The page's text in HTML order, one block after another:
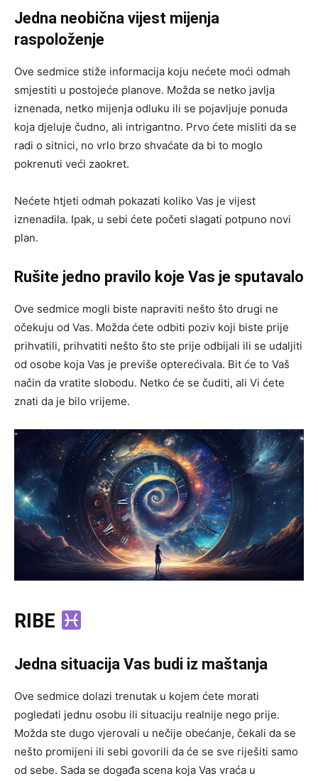
Jedna neobična vijest mijenja
raspoloženje
Ove sedmice stiže informacija koju nećete moći odmah
smjestiti u postojeće planove. Možda se netko javlja
iznenada, netko mijenja odluku ili se pojavljuje ponuda
koja djeluje čudno, ali intrigantno. Prvo ćete misliti da se
radi o sitnici, no vrlo brzo shvaćate da bi to moglo
pokrenuti veći zaokret.
Nećete htjeti odmah pokazati koliko Vas je vijest
iznenadila. Ipak, u sebi ćete početi slagati potpuno novi
plan.
Rušite jedno pravilo koje Vas je sputavalo
Ove sedmice mogli biste napraviti nešto što drugi ne
očekuju od Vas. Možda ćete odbiti poziv koji biste prije
prihvatili, prihvatiti nešto što ste prije odbijali ili se udaljiti
od osobe koja Vas je previše opterećivala. Bit će to Vaš
način da vratite slobodu. Netko će se čuditi, ali Vi ćete
znati da je bilo vrijeme.
RIBE
Jedna situacija Vas budi iz maštanja
Ove sedmice dolazi trenutak u kojem ćete morati
pogledati jednu osobu ili situaciju realnije nego prije.
Možda ste dugo vjerovali u nečije obećanje, čekali da se
nešto promijeni ili sebi govorili da će se sve riješiti samo
od sebe. Sada se događa scena koja Vas vraća u